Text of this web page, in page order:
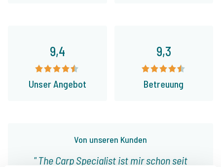
Von unseren Kunden
The Carp Specialist ist mir schon seit
9,4
Unser Angebot
9,3
Betreuung